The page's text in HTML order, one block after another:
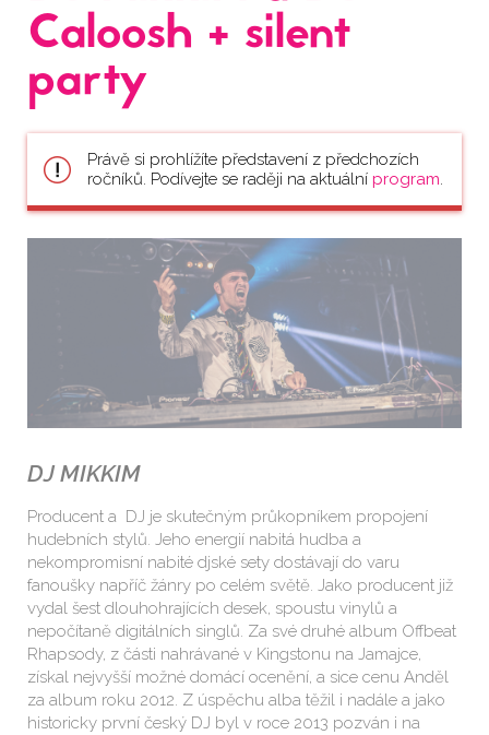
Caloosh + silent
party
Právě si prohlížíte představení z předchozích
ročníků. Podívejte se raději na aktuální program.
DJ MIKKIM
Producent a DJ je skutečným průkopníkem propojení
hudebních stylů. Jeho energií nabitá hudba a
nekompromisní nabité djské sety dostávají do varu
fanoušky napříč žánry po celém světě. Jako producent již
vydal šest dlouhohrajících desek, spoustu vinylů a
nepočítaně digitálních singlů. Za své druhé album Offbeat
Rhapsody, z části nahrávané v Kingstonu na Jamajce,
získal nejvyšší možné domácí ocenění, a sice cenu Anděl
za album roku 2012. Z úspěchu alba těžil i nadále a jako
historicky první český DJ byl v roce 2013 pozván i na